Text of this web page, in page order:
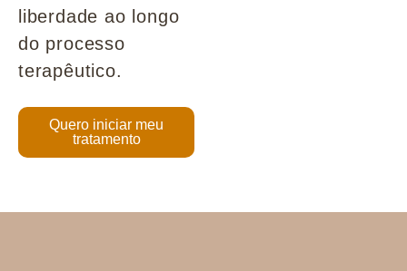
liberdade ao longo
do processo
terapêutico.
Quero iniciar meu
tratamento